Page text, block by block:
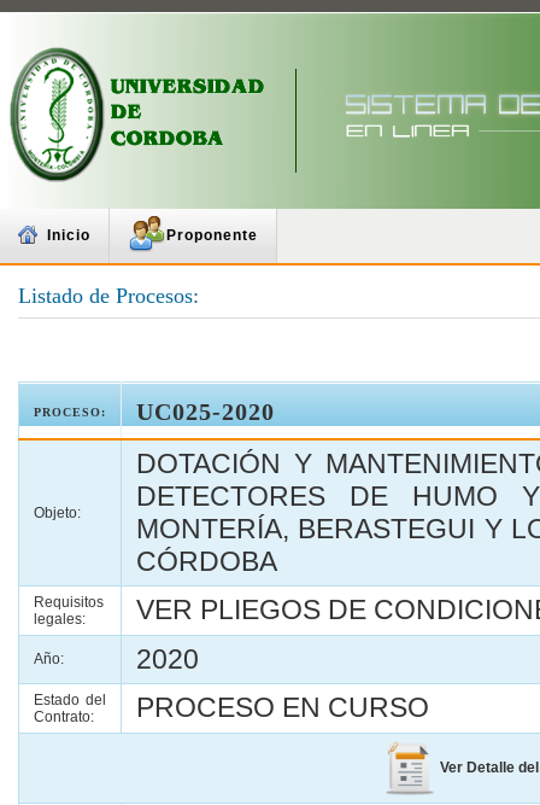
Inicio Proponente
Listado de Procesos:
PROCESO: UC025-2020
Objeto:
DOTACIÓN Y
DETECTORES DE HUMO
MONTERÍA, BERASTEGUI Y
CÓRDOBA
Requisitos
legales:
VER PLIEGOS DE
Año: 2020
Estado del
Contrato:
PROCESO EN CURSO
Ver Detalle